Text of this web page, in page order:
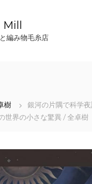
編み物毛糸店
樹
銀河の片隅で科学
世界の小さな驚異 / 全卓